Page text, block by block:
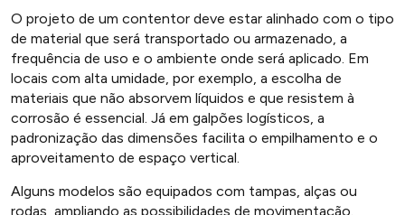
O projeto de um contentor deve estar alinhado com o tipo
de material que será transportado ou armazenado, a
frequência de uso e o ambiente onde será aplicado. Em
locais com alta umidade, por exemplo, a escolha de
materiais que não absorvem líquidos e que resistem à
corrosão é essencial. Já em galpões logísticos, a
padronização das dimensões facilita o empilhamento e o
aproveitamento de espaço vertical.
Alguns modelos são equipados com tampas, alças ou
rodas, ampliando as possibilidades de movimentação.